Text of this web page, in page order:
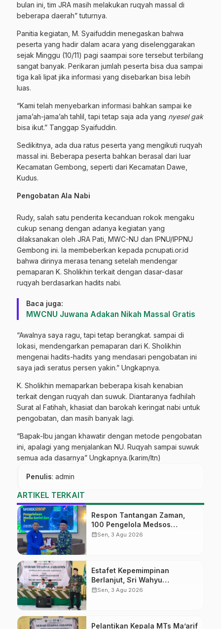
bulan ini, tim JRA masih melakukan ruqyah massal di
beberapa daerah” tuturnya.
Panitia kegiatan, M. Syaifuddin menegaskan bahwa
peserta yang hadir dalam acara yang diselenggarakan
sejak Minggu (10/11) pagi saampai sore tersebut terbilang
sangat banyak. Perikaran jumlah peserta bisa dua sampai
tiga kali lipat jika informasi yang disebarkan bisa lebih
luas.
“Kami telah menyebarkan informasi bahkan sampai ke
jama’ah-jama’ah tahlil, tapi tetap saja ada yang nyesel gak
bisa ikut.” Tanggap Syaifuddin.
Sedikitnya, ada dua ratus peserta yang mengikuti ruqyah
massal ini. Beberapa peserta bahkan berasal dari luar
Kecamatan Gembong, seperti dari Kecamatan Dawe,
Kudus.
Pengobatan Ala Nabi
Rudy, salah satu penderita kecanduan rokok mengaku
cukup senang dengan adanya kegiatan yang
dilaksanakan oleh JRA Pati, MWC-NU dan IPNU/IPPNU
Gembong ini. Ia membeberkan kepada pcnupati.or.id
bahwa dirinya merasa tenang setelah mendengar
pemaparan K. Sholikhin terkait dengan dasar-dasar
ruqyah berdasarkan hadits nabi.
Baca juga:
MWCNU Juwana Adakan Nikah Massal Gratis
“Awalnya saya ragu, tapi tetap berangkat. sampai di
lokasi, mendengarkan pemaparan dari K. Sholikhin
mengenai hadits-hadits yang mendasari pengobatan ini
saya jadi seratus persen yakin.” Ungkapnya.
K. Sholikhin memaparkan beberapa kisah kenabian
terkait dengan ruqyah dan suwuk. Diantaranya fadhilah
Surat al Fatihah, khasiat dan barokah keringat nabi untuk
pengobatan, dan masih banyak lagi.
“Bapak-Ibu jangan khawatir dengan metode pengobatan
ini, apalagi yang menjalankan NU. Ruqyah sampai suwuk
semua ada dasarnya” Ungkapnya.(karim/ltn)
Penulis: admin
ARTIKEL TERKAIT
Respon Tantangan Zaman,
100 Pengelola Medsos
Sekolah Ma’arif Pekalongan
calendar_monthSen, 3 Agu 2026
Estafet Kepemimpinan
Berlanjut, Sri Wahyu
Susilowati Resmi Pimpin MTs
calendar_monthSen, 3 Agu 2026
Pelantikan Kepala MTs Ma’arif